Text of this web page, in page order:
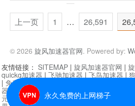
上一页 1 … 26,591
© 2026 旋风加速器官网. Powered by:
永久免费的上网梯子
友情链接： SITEMAP | 旋风加速器官网 |
quickq加速器 | 飞驰加速器 | 飞鸟加速器 |
| 免费vqn加速外网
器| 快柠檬加速器 |黑洞加速 |falemon
元机场加速器 |一元机场|老王加速器